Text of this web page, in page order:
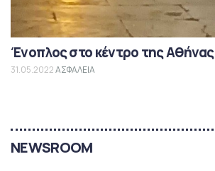
Ένοπλος στο κέντρο της Αθήνας
31.05.2022ΑΣΦΑΛΕΙΑ
NEWSROOM